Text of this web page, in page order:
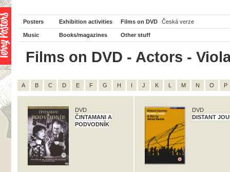
Posters Exhibition activities Films on DVD Česká verze
Music Books/magazines Other stuff
Films on DVD - Actors -
A B C D E F G H I J K L M N O P
DVD
ČINTAMANI A
PODVODNÍK
DVD
DISTANT